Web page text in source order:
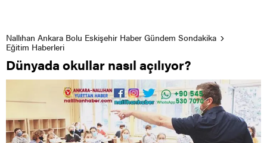
Nallıhan Ankara Bolu Eskişehir Haber Gündem Sondakika
Eğitim Haberleri
Dünyada okullar nasıl açılıyor?